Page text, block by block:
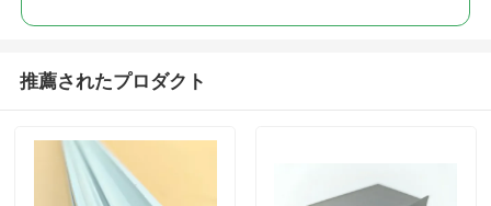
木製の終わりのアルミニウム プロフィール
アルミ製のトリムプロファイル
推薦されたプロダクト